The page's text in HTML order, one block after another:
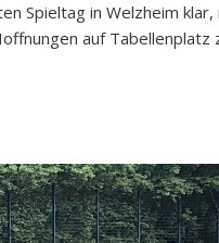
Spieltag in Welzheim klar,
auf Tabellenplatz